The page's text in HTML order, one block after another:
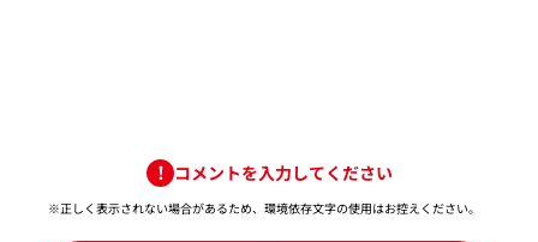
コメントを入力してください
※正しく表示されない場合があるため、環境依存文字の使用はお控えください。​